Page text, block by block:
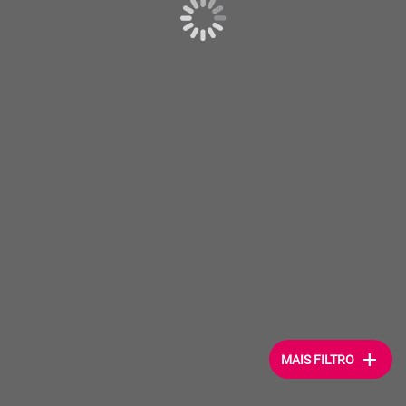
MAIS FILTRO add